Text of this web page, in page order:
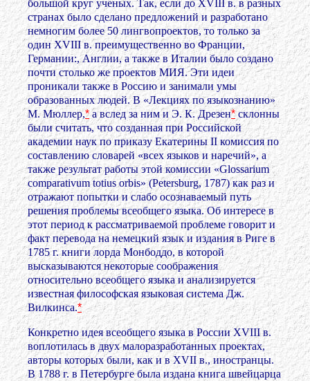
большой круг ученых. Так, если до XVIII в. в разных
странах было сделано предложений и разработано
немногим более 50 лингвопроектов, то только за
один XVIII в. преимущественно во Франции,
Германии:, Англии, а также в Италии было создано
почти столько же проектов МИЯ. Эти идеи
проникали также в Россию и занимали умы
образованных людей. В «Лекциях по языкознанию»
М. Мюллер,*а вслед за ним и Э. К. Дрезен*склонны
были считать, что созданная при Российской
академии наук по приказу Екатерины II комиссия по
составлению словарей «всех языков и наречий», а
также результат работы этой комиссии «Glossarium
comparativum totius orbis» (Petersburg, 1787) как раз и
отражают попытки и слабо осознаваемый путь
решения проблемы всеобщего языка. Об интересе в
этот период к рассматриваемой проблеме говорит и
факт перевода на немецкий язык и издания в Риге в
1785 г. книги лорда Монбоддо, в которой
высказываются некоторые соображения
относительно всеобщего языка и анализируется
известная философская языковая система Дж.
Вилкинса.*
Конкретно идея всеобщего языка в России XVIII в.
воплотилась в двух малоразработанных проектах,
авторы которых были, как и в XVII в., иностранцы.
В 1788 г. в Петербурге была издана книга швейцарца